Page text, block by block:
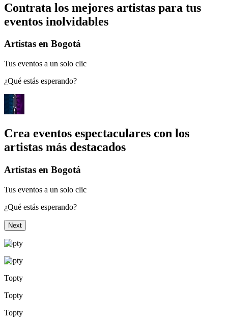
Contrata los mejores artistas para tus
eventos inolvidables
Artistas en Bogotá
Tus eventos a un solo clic
¿Qué estás esperando?
Crea eventos espectaculares con los
artistas más destacados
Artistas en Bogotá
Tus eventos a un solo clic
¿Qué estás esperando?
Next
Topty
Topty
Topty
Topty
Topty